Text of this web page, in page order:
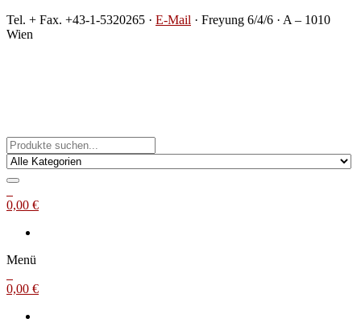
Zum
Inhalt
Tel. + Fax. +43-1-5320265 · E-Mail · Freyung 6/4/6 · A – 1010
Wien
0,00 €
Menü
0,00 €